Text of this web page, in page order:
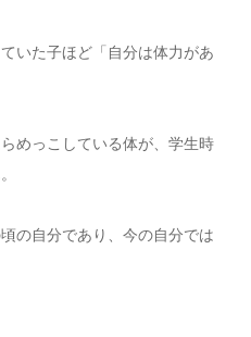
いた子ほど「自分は体力があ
めっこしている体が、学生時
の自分であり、今の自分では